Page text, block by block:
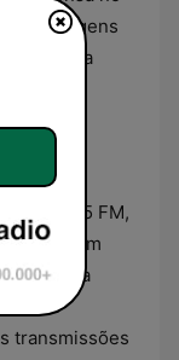
passagens
Globo e a
seu
105 FM,
ocupar um
da
árbitra
transmissões